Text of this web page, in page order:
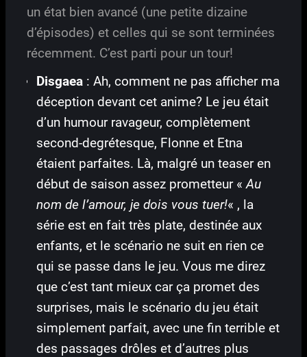
un état bien avancé (une petite dizaine
d’épisodes) et celles qui se sont terminées
récemment. C’est parti pour un tour!
Disgaea: Ah, comment ne pas afficher ma
déception devant cet anime? Le jeu était
d’un humour ravageur, complètement
second-degrétesque, Flonne et Etna
étaient parfaites. Là, malgré un teaser en
début de saison assez prometteur «Au
nom de l’amour, je dois vous tuer!« , la
série est en fait très plate, destinée aux
enfants, et le scénario ne suit en rien ce
qui se passe dans le jeu. Vous me direz
que c’est tant mieux car ça promet des
surprises, mais le scénario du jeu était
simplement parfait, avec une fin terrible et
des passages drôles et d’autres plus